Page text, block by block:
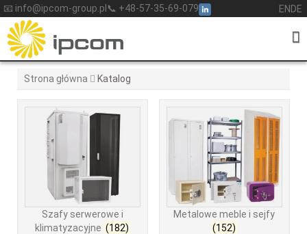
Skip
to
content
📧 info@ipcom-group.pl 📞 +48-57-35-69-079 EN DE
Strona główna Katalog
Szafy serwerowe i
klimatyzacyjne (182)
Metalowe meble i sejfy
(152)